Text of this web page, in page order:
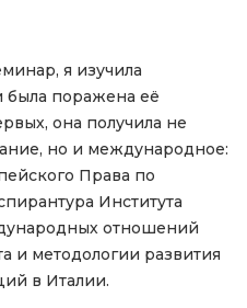
я изучила
поражена её
она получила не
но и международное:
Права по
Института
отношений
и методологии развития
в Италии.